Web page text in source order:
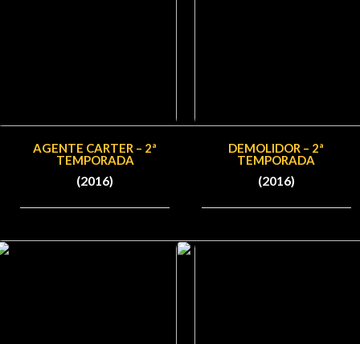
AGENTE CARTER – 2ª
TEMPORADA
(2016)
DEMOLIDOR – 2ª
TEMPORADA
(2016)